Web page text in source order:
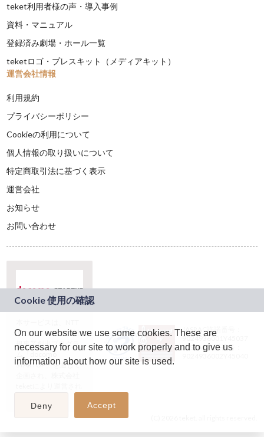
On our website we use some cookies. These are
necessary for our site to work properly and to give us
information about how our site is used.
Deny Accept
teket利用者様の声・導入事例
資料・マニュアル
登録済み劇場・ホール一覧
teketロゴ・プレスキット（メディアキット）
運営会社情報
利用規約
プライバシーポリシー
Cookieの利用について
個人情報の取り扱いについて
特定商取引法に基づく表示
運営会社
お知らせ
お問い合わせ
ドコモグループの新
規事業創出プログラ
ム「docomo
STARTUP」を通じて
JASRAC許諾番号：
9024936001Y45037
JASRAC許諾番号：